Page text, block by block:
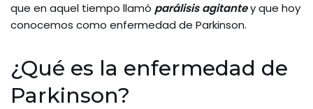
que en aquel tiempo llamó parálisis agitantey que hoy
conocemos como enfermedad de Parkinson.
¿Qué es la enfermedad de
Parkinson?